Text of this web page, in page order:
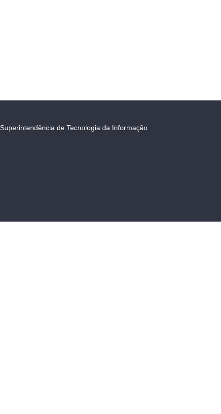
Superintendência de Tecnologia da Informação